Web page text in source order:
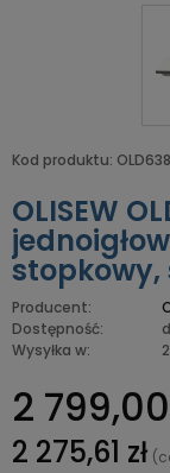
Kod produktu:
OLISEW
stopkowy,
Producent:
Dostępność:
Wysyłka w:
2 799,00
2 275,61 zł